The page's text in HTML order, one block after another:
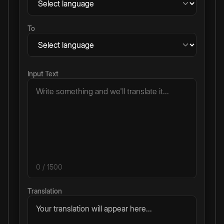
To
Input Text
0 / 1500
Translation
Your translation will appear here...